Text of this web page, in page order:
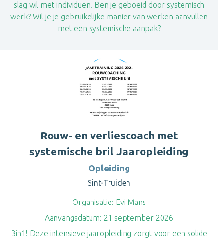
slag wil met individuen. Ben je geboeid door systemisch
werk? Wil je je gebruikelijke manier van werken aanvullen
met een systemische aanpak?
Rouw- en verliescoach met
systemische bril Jaaropleiding
Opleiding
Sint-Truiden
Organisatie: Evi Mans
Aanvangsdatum: 21 september 2026
3in1! Deze intensieve jaaropleiding zorgt voor een solide